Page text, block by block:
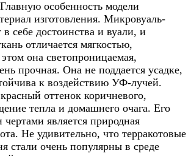
особенность модели
изготовления. Микровуаль-
в себе достоинства и вуали, и
отличается мягкостью,
она светопроницаемая,
прочная. Она не поддается усадке,
к воздействию УФ-лучей.
оттенок коричневого,
тепла и домашнего очага. Его
является природная
Не удивительно, что терракотовые
стали очень популярны в среде